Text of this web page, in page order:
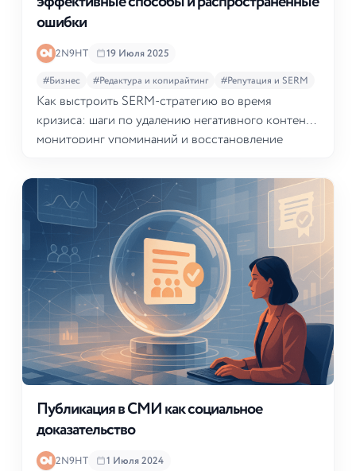
ошибки
2N9HT 19 Июля 2025
#Бизнес #Редактура и копирайтинг #Репутация и SERM
Как выстроить SERM-стратегию во время
кризиса: шаги по удалению негативного контента,
мониторинг упоминаний и восстановление
Публикация в СМИ как социальное
доказательство
2N9HT 1 Июля 2024